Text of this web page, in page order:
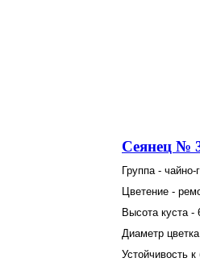
Сеянец №
Группа - чайно-
Цветение -
Высота куста -
Диаметр
Устойчивость